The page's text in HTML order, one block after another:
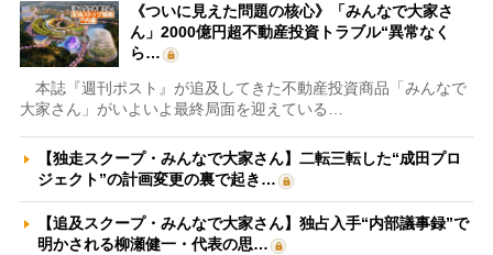
《ついに見えた問題の核心》「みんなで大家さ
ん」2000億円超不動産投資トラブル“異常なく
ら…
本誌『週刊ポスト』が追及してきた不動産投資商品「みんなで
大家さん」がいよいよ最終局面を迎えている…
【独走スクープ・みんなで大家さん】二転三転した“成田プロ
ジェクト”の計画変更の裏で起き…
【追及スクープ・みんなで大家さん】独占入手“内部議事録”で
明かされる柳瀬健一・代表の思…